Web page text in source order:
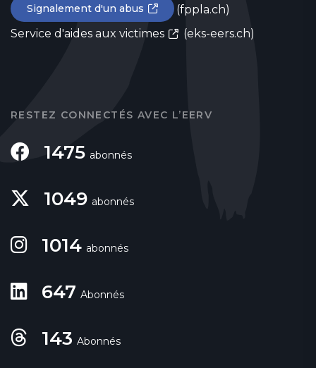
Signalement d'un abus
(fppla.ch)
Service d'aides aux victimes
(eks-eers.ch)
RESTEZ CONNECTÉS AVEC L’EERV
1475 abonnés
1049 abonnés
1014 abonnés
647 Abonnés
143 Abonnés